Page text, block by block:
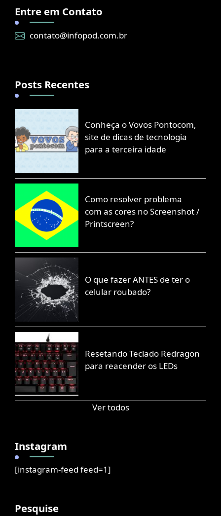
Entre em Contato
contato@infopod.com.br
Posts Recentes
Conheça o Vovos Pontocom,
site de dicas de tecnologia
para a terceira idade
Como resolver problema
com as cores no Screenshot /
Printscreen?
O que fazer ANTES de ter o
celular roubado?
Resetando Teclado Redragon
para reacender os LEDs
Ver todos
Instagram
[instagram-feed feed=1]
Pesquise